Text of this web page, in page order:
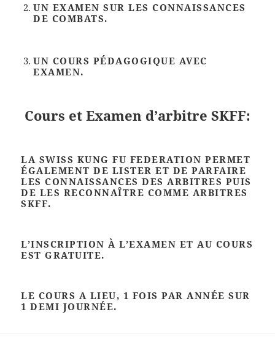
UN EXAMEN SUR LES CONNAISSANCES
DE COMBATS.
UN COURS PÉDAGOGIQUE AVEC
EXAMEN.
Cours et Examen d’arbitre SKFF:
LA SWISS KUNG FU FEDERATION PERMET
ÉGALEMENT DE LISTER ET DE PARFAIRE
LES CONNAISSANCES DES ARBITRES PUIS
DE LES RECONNAÎTRE COMME ARBITRES
SKFF.
L’INSCRIPTION À L’EXAMEN ET AU COURS
EST GRATUITE.
LE COURS A LIEU, 1 FOIS PAR ANNÉE SUR
1 DEMI JOURNÉE.